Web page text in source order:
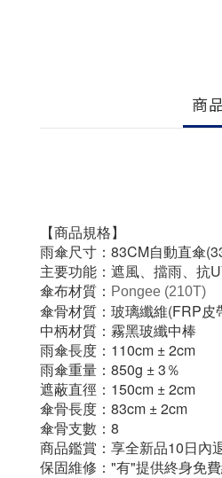
商
【商品規格】
雨傘尺寸：83CM自動直傘(
主要功能：遮風、擋雨、抗
傘布材質： Pongee (210T)
傘骨材質：玻璃纖維(FRP皮
中柄材質：霧黑玻纖中棒
雨傘長度：110cm ± 2cm
雨傘重量：850g ± 3％
遮蔽直徑：150cm ± 2cm
傘骨長度：83cm ± 2cm
傘骨支數 ： 8
商品鑑賞：享全新品10日內
保固維修："有"提供終身免